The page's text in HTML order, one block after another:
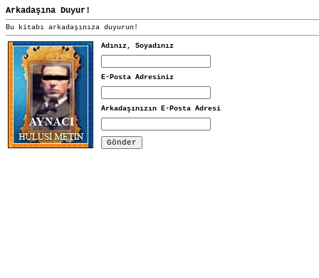
Arkadaşına Duyur!
Bu kitabı arkadaşınıza duyurun!
Adınız, Soyadınız
E-Posta Adresiniz
Arkadaşınızın E-Posta Adresi